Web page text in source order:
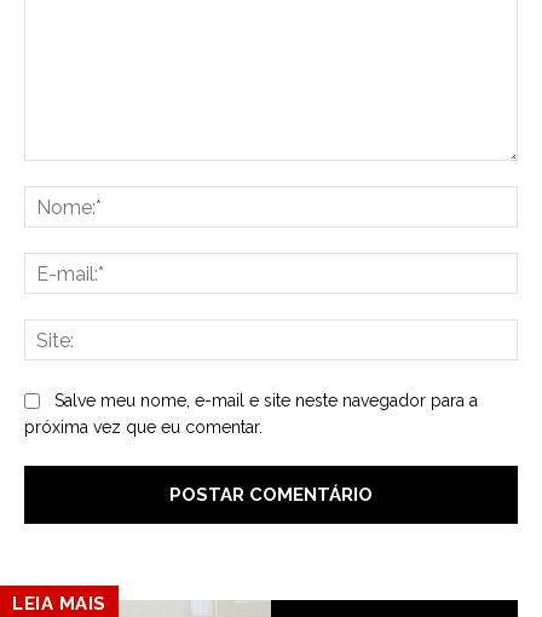
Salve meu nome, e-mail e site neste navegador para a
próxima vez que eu comentar.
LEIA MAIS